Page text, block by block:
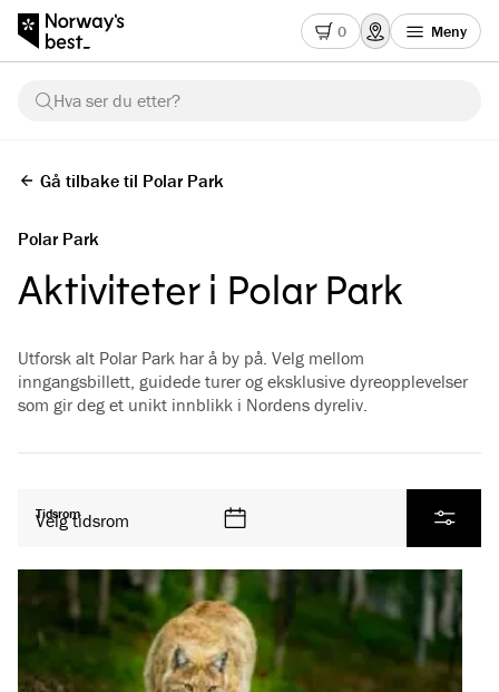
0 Meny
Hva ser du etter?
Gå tilbake til Polar Park
Polar Park
Aktiviteter i Polar Park
Utforsk alt Polar Park har å by på. Velg mellom
inngangsbillett, guidede turer og eksklusive dyreopplevelser
som gir deg et unikt innblikk i Nordens dyreliv.
Filtrer
Tidsrom
Velg tidsrom